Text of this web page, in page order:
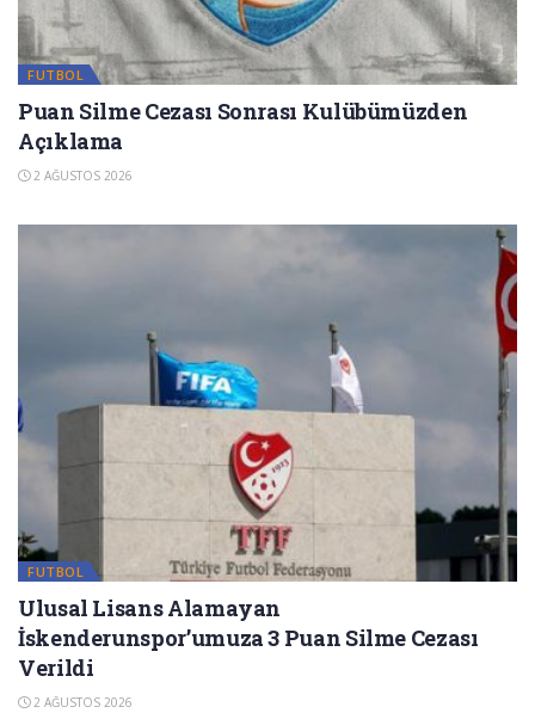
FUTBOL
Puan Silme Cezası Sonrası Kulübümüzden
Açıklama
2 AĞUSTOS 2026
FUTBOL
Ulusal Lisans Alamayan
İskenderunspor’umuza 3 Puan Silme Cezası
Verildi
2 AĞUSTOS 2026